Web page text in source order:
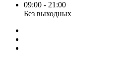
09:00 - 21:00
Без выходных